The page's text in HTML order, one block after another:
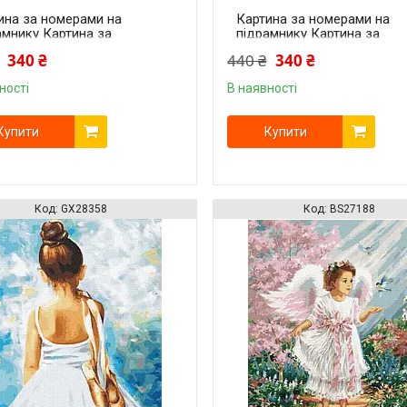
за номерами на
Картина за
світла
340 ₴
Картина за номерами на
підрамнику Картина за
Молитва світла
440 ₴ 340 ₴
В наявності
Купити
GX28358 BS27188